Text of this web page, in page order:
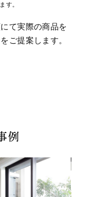
す。
て実際の商品を
ご提案します。
例